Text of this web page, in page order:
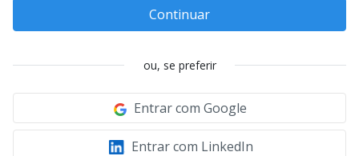
Continuar
ou, se preferir
Entrar com Google
Entrar com LinkedIn